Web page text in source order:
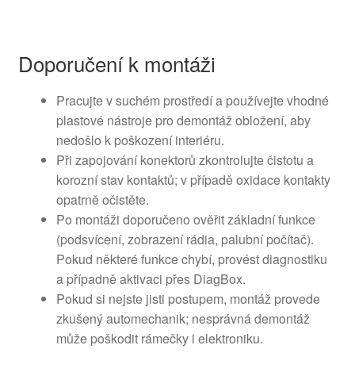
Doporučení k montáži
Pracujte v suchém prostředí a používejte vhodné
plastové nástroje pro demontáž obložení, aby
nedošlo k poškození interiéru.
Při zapojování konektorů zkontrolujte čistotu a
korozní stav kontaktů; v případě oxidace kontakty
opatrně očistěte.
Po montáži doporučeno ověřit základní funkce
(podsvícení, zobrazení rádia, palubní počítač).
Pokud některé funkce chybí, provést diagnostiku
a případně aktivaci přes DiagBox.
Pokud si nejste jisti postupem, montáž provede
zkušený automechanik; nesprávná demontáž
může poškodit rámečky i elektroniku.